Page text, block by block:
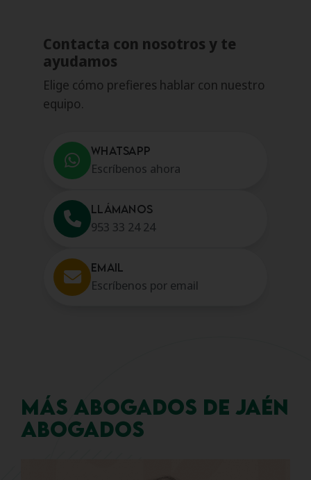
Contacta con nosotros y te
ayudamos
Elige cómo prefieres hablar con nuestro
equipo.
WHATSAPP
Escríbenos ahora
LLÁMANOS
953 33 24 24
EMAIL
Escríbenos por email
MÁS ABOGADOS DE JAÉN
ABOGADOS